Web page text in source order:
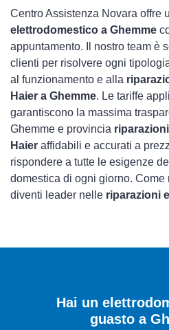
Centro Assistenza Novara offre
elettrodomestico a Ghemme
appuntamento. Il nostro team è
clienti per risolvere ogni
al funzionamento e alla
Haier a Ghemme. Le tariffe
garantiscono la massima
Ghemme e provincia
Haier affidabili e accurati a
rispondere a tutte le esigenze
domestica di ogni giorno.
diventi leader nelle riparazioni
Hai un
guasto a